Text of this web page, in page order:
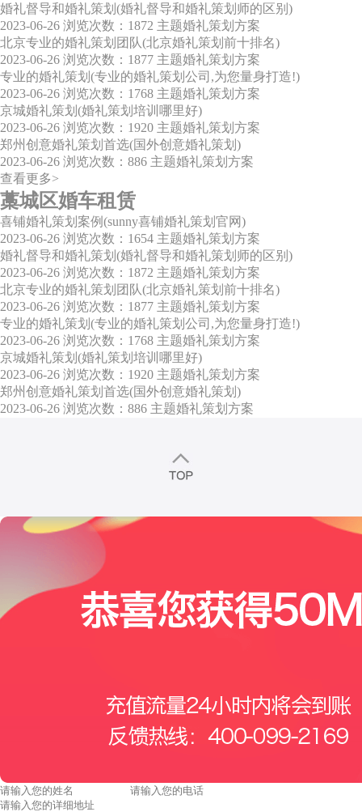
婚礼督导和婚礼策划(婚礼督导和婚礼策划师的区别)
2023-06-26 浏览次数：1872 主题婚礼策划方案
北京专业的婚礼策划团队(北京婚礼策划前十排名)
2023-06-26 浏览次数：1877 主题婚礼策划方案
专业的婚礼策划(专业的婚礼策划公司,为您量身打造!)
2023-06-26 浏览次数：1768 主题婚礼策划方案
京城婚礼策划(婚礼策划培训哪里好)
2023-06-26 浏览次数：1920 主题婚礼策划方案
郑州创意婚礼策划首选(国外创意婚礼策划)
2023-06-26 浏览次数：886 主题婚礼策划方案
查看更多>
藁城区婚车租赁
喜铺婚礼策划案例(sunny喜铺婚礼策划官网)
2023-06-26 浏览次数：1654 主题婚礼策划方案
婚礼督导和婚礼策划(婚礼督导和婚礼策划师的区别)
2023-06-26 浏览次数：1872 主题婚礼策划方案
北京专业的婚礼策划团队(北京婚礼策划前十排名)
2023-06-26 浏览次数：1877 主题婚礼策划方案
专业的婚礼策划(专业的婚礼策划公司,为您量身打造!)
2023-06-26 浏览次数：1768 主题婚礼策划方案
京城婚礼策划(婚礼策划培训哪里好)
2023-06-26 浏览次数：1920 主题婚礼策划方案
郑州创意婚礼策划首选(国外创意婚礼策划)
2023-06-26 浏览次数：886 主题婚礼策划方案